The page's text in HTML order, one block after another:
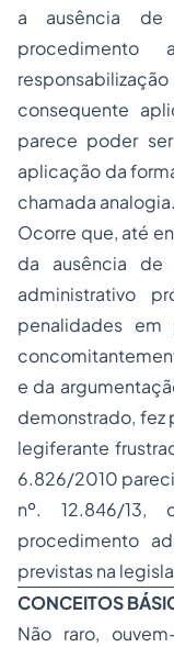
a ausência
procedimento
consequente
parece poder
aplicação da
chamada analogia.
Ocorre que, até
da ausência de
administrativo
penalidades em
e da
demonstrado, fez
legiferante
6.826/2010
nº. 12.846/13,
procedimento
previstas na
CONCEITOS
Não raro,